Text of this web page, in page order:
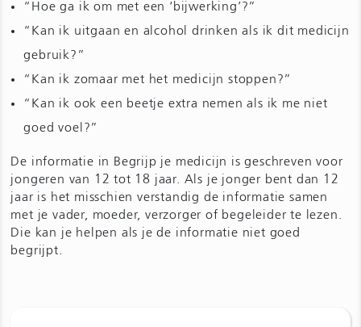
“Hoe ga ik om met een ‘bijwerking’?”
“Kan ik uitgaan en alcohol drinken als ik dit medicijn
gebruik?”
“Kan ik zomaar met het medicijn stoppen?”
“Kan ik ook een beetje extra nemen als ik me niet
goed voel?”
De informatie in Begrijp je medicijn is geschreven voor
jongeren van 12 tot 18 jaar. Als je jonger bent dan 12
jaar is het misschien verstandig de informatie samen
met je vader, moeder, verzorger of begeleider te lezen.
Die kan je helpen als je de informatie niet goed
begrijpt.